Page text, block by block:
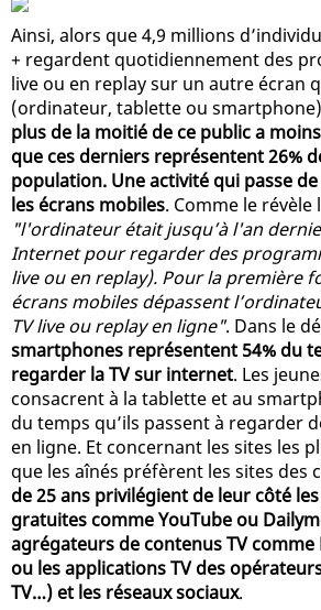
Ainsi, alors que 4,9 millions
+ regardent quotidiennement des
live ou en replay sur un autre écran
(ordinateur, tablette ou
plus de la moitié de ce public a
que ces derniers représentent 26%
population. Une activité qui passe
les écrans mobiles. Comme le révèle
"l'ordinateur était jusqu’à l'an
Internet pour regarder des
live ou en replay). Pour la première
écrans mobiles dépassent
TV live ou replay en ligne". Dans le
smartphones représentent 54% du
regarder la TV sur internet. Les
consacrent à la tablette et au
du temps qu’ils passent à regarder
en ligne. Et concernant les sites les
que les aînés préfèrent les sites des
de 25 ans privilégient de leur côté
gratuites comme YouTube ou
agrégateurs de contenus TV comme
ou les applications TV des
TV…) et les réseaux sociaux.